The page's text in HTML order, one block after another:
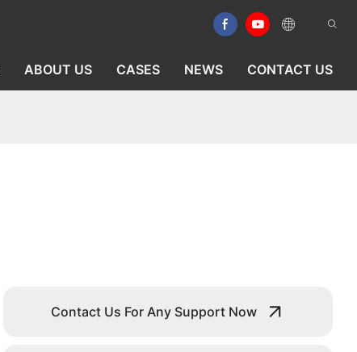
ABOUT US CASES NEWS CONTACT US
Contact Us For Any Support Now